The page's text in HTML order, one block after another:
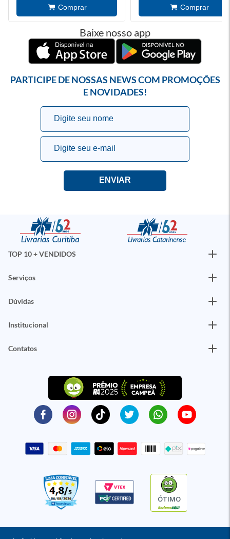
Baixe nosso app
PARTICIPE DE NOSSAS NEWS COM PROMOÇÕES
E NOVIDADES!
TOP 10 + VENDIDOS
Serviços
Dúvidas
Institucional
Contatos
ÓTIMO